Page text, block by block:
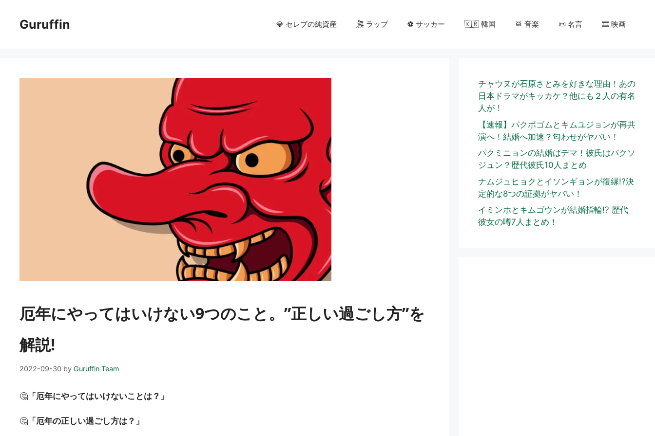
Guruffin 💎 セレブの純資産 🎘 ラップ ⚽ サッカー 🇰🇷 韓国 🥁 音楽 📜 名言 🎞️ 映画
厄年にやってはいけない9つのこと。”正しい過ごし方”を
解説!
2022-09-30 by Guruffin Team
🤔 「厄年にやってはいけないことは？」
🤔 「厄年の正しい過ごし方は？」
チャウヌが石原さとみを好きな理由！あの
日本ドラマがキッカケ？他にも２人の有名
人が！
【速報】パクボゴムとキムユジョンが再共
演へ！結婚へ加速？匂わせがヤバい！
パクミニョンの結婚はデマ！彼氏はパクソ
ジュン？歴代彼氏10人まとめ
ナムジュヒョクとイソンギョンが復縁!?決
定的な8つの証拠がヤバい！
イミンホとキムゴウンが結婚指輪!? 歴代
彼女の噂7人まとめ！